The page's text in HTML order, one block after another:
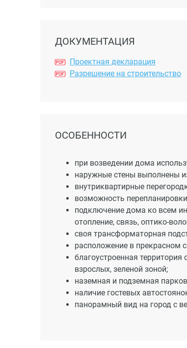
ДОКУМЕНТАЦИЯ
Проектная декларация
Разрешение на строительство
ОСОБЕННОСТИ
при возведении дома
наружные стены выполнены
внутриквартирные
возможность
подключение дома ко всем
отопление, связь, оптико-
своя трансформаторная
расположение в прекрасном
благоустроенная
взрослых, зеленой зоной;
наземная и подземная
наличие гостевых
панорамный вид на город с